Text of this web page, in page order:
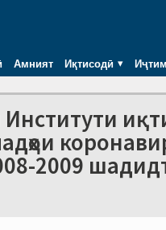
Амният Иқтисодӣ
2009